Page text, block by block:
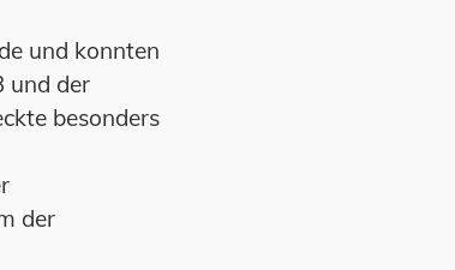
und konnten
und der
besonders
der